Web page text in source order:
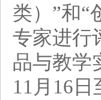
类）”和“
专家进行
品与教学
11月16